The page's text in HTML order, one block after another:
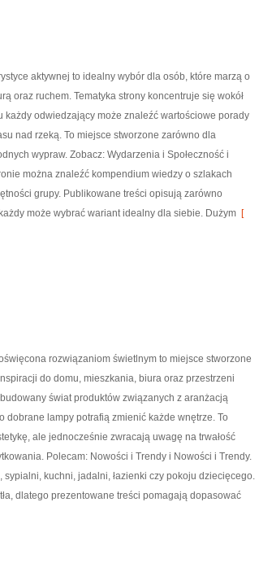
aktywnej to idealny wybór dla osób, które marzą o
oraz ruchem. Tematyka strony koncentruje się wokół
każdy odwiedzający może znaleźć wartościowe porady
nad rzeką. To miejsce stworzone zarówno dla
wypraw. Zobacz: Wydarzenia i Społeczność i
można znaleźć kompendium wiedzy o szlakach
grupy. Publikowane treści opisują zarówno
może wybrać wariant idealny dla siebie. Dużym [
rozwiązaniom świetlnym to miejsce stworzone
do domu, mieszkania, biura oraz przestrzeni
świat produktów związanych z aranżacją
dobrane lampy potrafią zmienić każde wnętrze. To
ale jednocześnie zwracają uwagę na trwałość
Polecam: Nowości i Trendy i Nowości i Trendy.
kuchni, jadalni, łazienki czy pokoju dziecięcego.
dlatego prezentowane treści pomagają dopasować